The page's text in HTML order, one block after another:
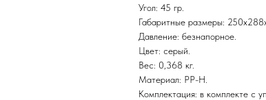
Угол: 45 гр.
Габаритные размеры:
Давление: безнапорное.
Цвет: серый.
Вес: 0,368 кг.
Материал: PP-H.
Комплектация: в комплекте с